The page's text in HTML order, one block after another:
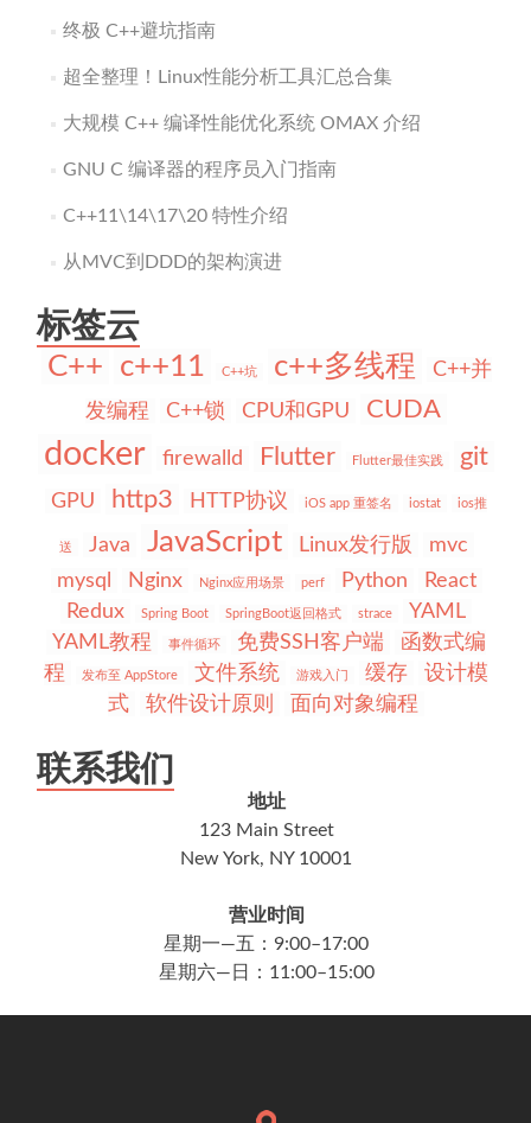
终极 C++避坑指南
超全整理！Linux性能分析工具汇总合集
大规模 C++ 编译性能优化系统 OMAX 介绍
GNU C 编译器的程序员入门指南
C++11\14\17\20 特性介绍
从MVC到DDD的架构演进
标签云
C++ c++11 C++坑 c++多线程 C++并
发编程 C++锁 CPU和GPU CUDA
docker firewalld Flutter Flutter最佳实践 git
GPU http3 HTTP协议 iOS app 重签名 iostat ios推
送 Java JavaScript Linux发行版
mvc
mysql
Nginx Nginx应用场景 perf Python
React
Redux
Spring Boot SpringBoot返回格式 strace
YAML
YAML教程
事件循环 免费SSH客户端
函数式编
程
发布至 AppStore 文件系统 游戏入门 缓存
设计模
式
软件设计原则 面向对象编程
联系我们
地址
123 Main Street
New York, NY 10001
营业时间
星期一—五：9:00–17:00
星期六—日：11:00–15:00